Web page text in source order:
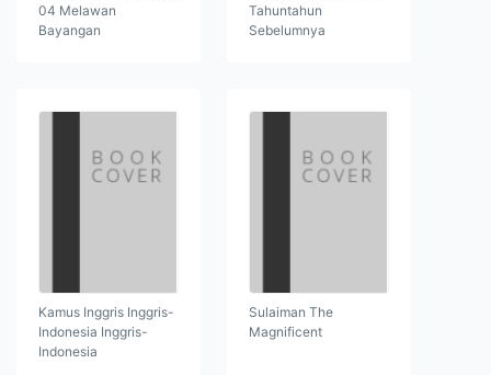
04 Melawan
Bayangan
Tahuntahun
Sebelumnya
Kamus Inggris Inggris-
Indonesia Inggris-
Indonesia
Sulaiman The
Magnificent